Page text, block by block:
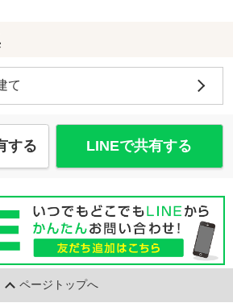
て
する LINEで共有する
ページトップへ